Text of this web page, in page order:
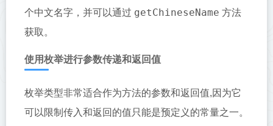
个中文名字，并可以通过 getChineseName 方法
获取。
使用枚举进行参数传递和返回值
枚举类型非常适合作为方法的参数和返回值,因为它
可以限制传入和返回的值只能是预定义的常量之一。